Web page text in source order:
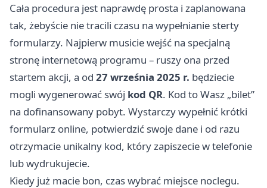
Cała procedura jest naprawdę prosta i zaplanowana
tak, żebyście nie tracili czasu na wypełnianie sterty
formularzy. Najpierw musicie wejść na specjalną
stronę internetową programu – ruszy ona przed
startem akcji, a od 27 września 2025 r. będziecie
mogli wygenerować swój kod QR. Kod to Wasz „bilet”
na dofinansowany pobyt. Wystarczy wypełnić krótki
formularz online, potwierdzić swoje dane i od razu
otrzymacie unikalny kod, który zapiszecie w telefonie
lub wydrukujecie.
Kiedy już macie bon, czas wybrać miejsce noclegu.